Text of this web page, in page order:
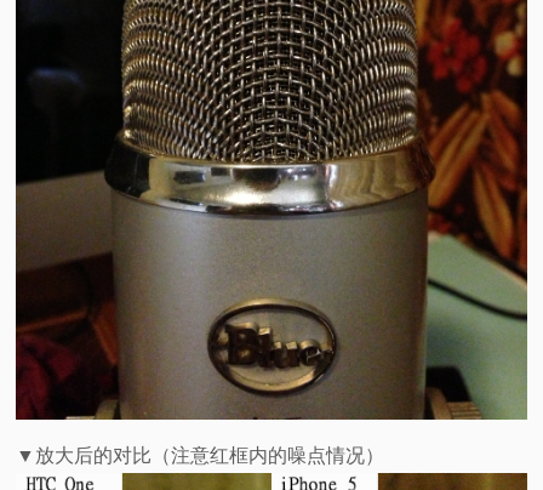
▼放大后的对比（注意红框内的噪点情况）